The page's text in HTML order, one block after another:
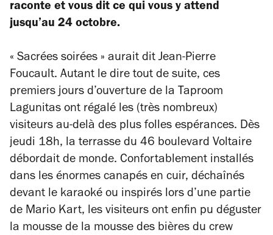
raconte et vous dit ce qui vous y attend
jusqu’au 24 octobre.
« Sacrées soirées » aurait dit Jean-Pierre
Foucault. Autant le dire tout de suite, ces
premiers jours d’ouverture de la Taproom
Lagunitas ont régalé les (très nombreux)
visiteurs au-delà des plus folles espérances. Dès
jeudi 18h, la terrasse du 46 boulevard Voltaire
débordait de monde. Confortablement installés
dans les énormes canapés en cuir, déchaînés
devant le karaoké ou inspirés lors d’une partie
de Mario Kart, les visiteurs ont enfin pu déguster
la mousse de la mousse des bières du crew